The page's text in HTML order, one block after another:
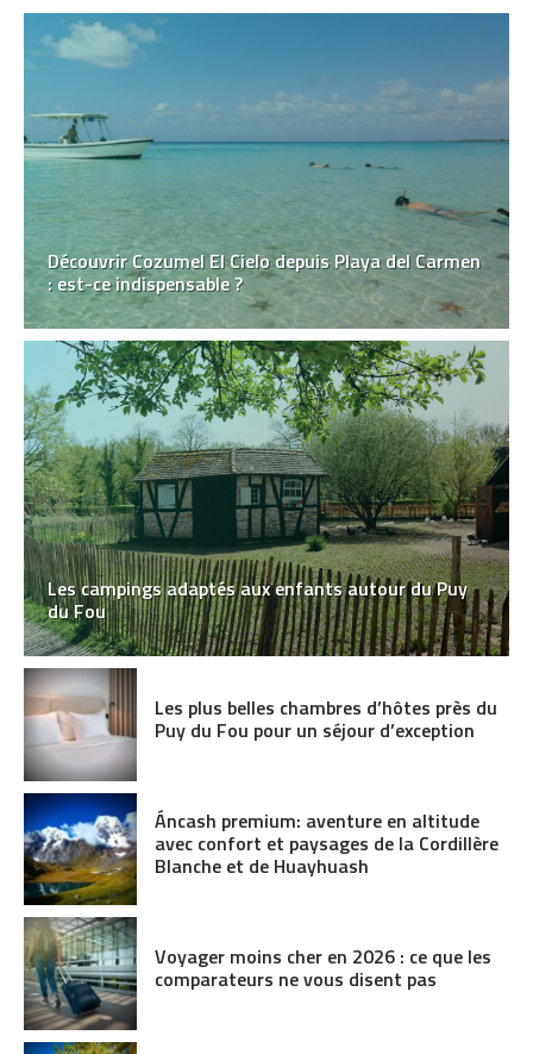
Découvrir Cozumel El Cielo depuis Playa del Carmen
: est-ce indispensable ?
Les campings adaptés aux enfants autour du Puy
du Fou
Les plus belles chambres d’hôtes près du
Puy du Fou pour un séjour d’exception
Áncash premium: aventure en altitude
avec confort et paysages de la Cordillère
Blanche et de Huayhuash
Voyager moins cher en 2026 : ce que les
comparateurs ne vous disent pas